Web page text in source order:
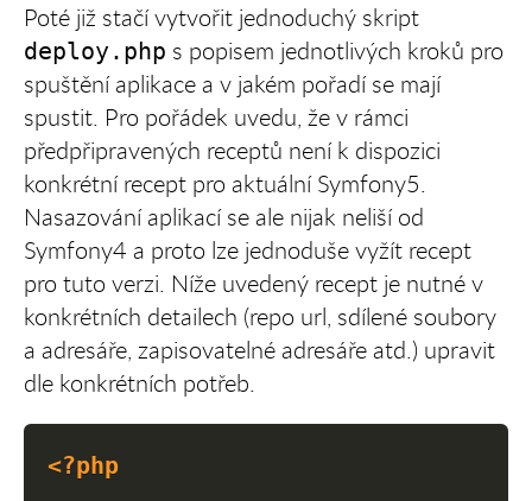
Poté již stačí vytvořit jednoduchý skript
deploy.php s popisem jednotlivých kroků pro
spuštění aplikace a v jakém pořadí se mají
spustit. Pro pořádek uvedu, že v rámci
předpřipravených receptů není k dispozici
konkrétní recept pro aktuální Symfony5.
Nasazování aplikací se ale nijak neliší od
Symfony4 a proto lze jednoduše vyžít recept
pro tuto verzi. Níže uvedený recept je nutné v
konkrétních detailech (repo url, sdílené soubory
a adresáře, zapisovatelné adresáře atd.) upravit
dle konkrétních potřeb.
<?php